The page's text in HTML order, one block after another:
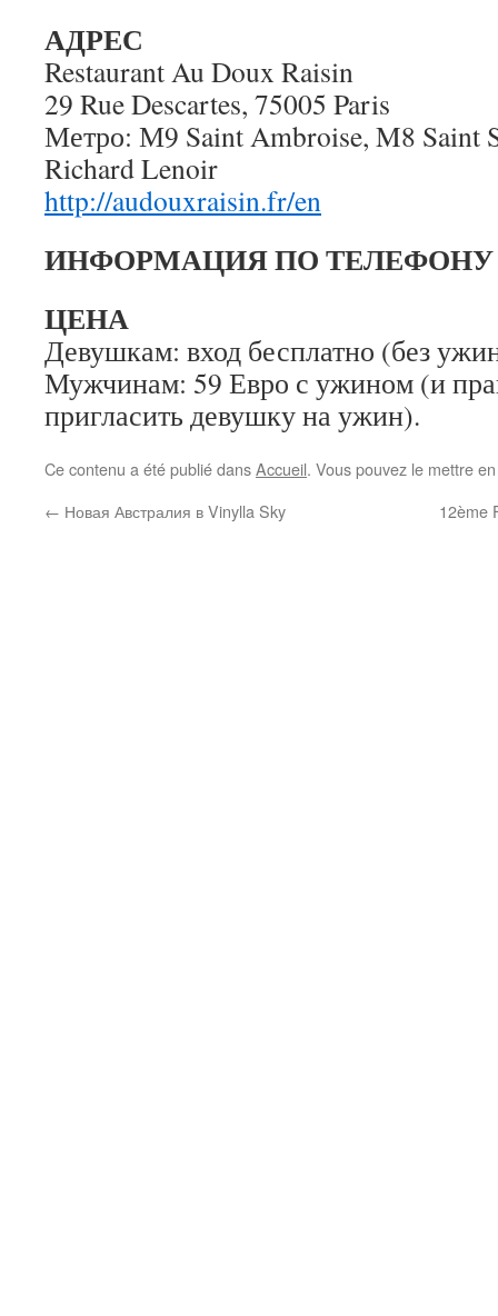
АДРЕС
Restaurant Au Doux Raisin
29 Rue Descartes, 75005 Paris
Метро: М9 Saint Ambroise, M8 Saint
Richard Lenoir
http://audouxraisin.fr/en
ИНФОРМАЦИЯ ПО ТЕЛЕФОНУ
ЦЕНА
Девушкам: вход бесплатно (без
Мужчинам: 59 Евро с ужином (и
пригласить девушку на ужин).
Ce contenu a été publié dansAccueil. Vous pouvez le mettre
← Новая Австралия в Vinylla Sky 12ème